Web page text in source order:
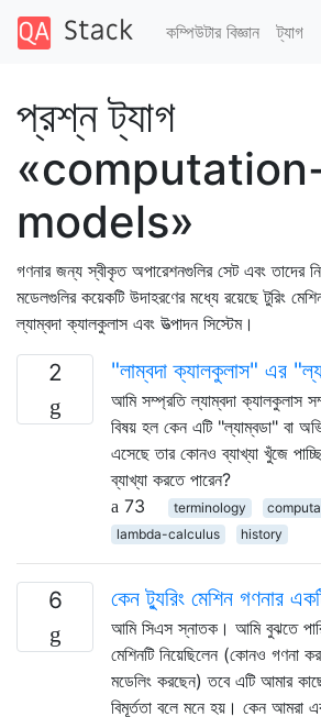
কম্পিউটার বিজ্ঞান ট্যাগ
প্রশ্ন ট্যাগ
models»
গণনার জন্য স্বীকৃত অপারেশনগুলির সেট এবং তাদের
মডেলগুলির কয়েকটি উদাহরণের মধ্যে রয়েছে টুরিং
ল্যাম্বদা ক্যালকুলাস এবং উত্পাদন সিস্টেম।
2 "লাম্বদা ক্যালকুলাস" এর
আমি সম্প্রতি ল্যাম্বদা ক্যালকুলাস
বিষয় হল কেন এটি "ল্যাম্বডা" বা
এসেছে তার কোনও ব্যাখ্যা খুঁজে
ব্যাখ্যা করতে পারেন?
73
terminology
lambda-calculus
history
6 কেন ট্যুরিং মেশিন গণনার
আমি সিএস স্নাতক। আমি বুঝতে পারি
মেশিনটি নিয়েছিলেন (কোনও গণনা
মডেলিং করছেন) তবে এটি আমার
বিমূর্ততা বলে মনে হয়। কেন আমরা